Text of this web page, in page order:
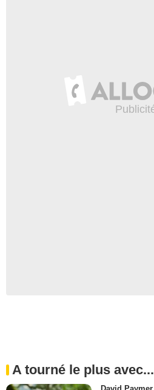
A tourné le plus avec...